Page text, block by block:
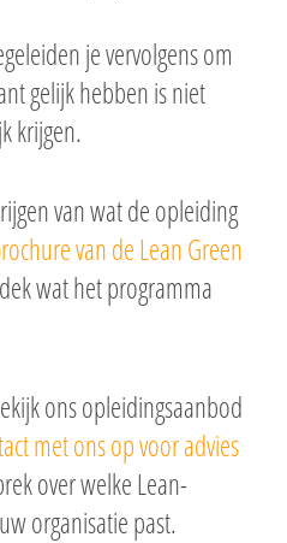
je vervolgens om
gelijk hebben is niet
krijgen.
van wat de opleiding
van de Lean Green
wat het programma
ons opleidingsaanbod
met ons op voor advies
over welke Lean-
organisatie past.